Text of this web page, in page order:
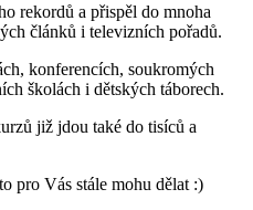
rekordů a přispěl do mnoha
článků i televizních pořadů.
konferencích, soukromých
školách i dětských táborech.
již jdou také do tisíců a
pro Vás stále mohu dělat :)